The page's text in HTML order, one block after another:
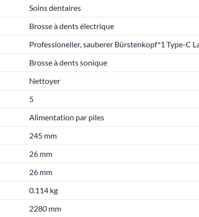
Soins dentaires
Brosse à dents électrique
Professioneller, sauberer Bürstenkopf*1 Type-C
Brosse à dents sonique
Nettoyer
5
Alimentation par piles
245 mm
26 mm
26 mm
0.114 kg
2280 mm